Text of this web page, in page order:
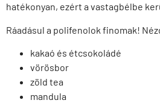
hatékonyan, ezért a vastagbélbe
Ráadásul a polifenolok finomak!
kakaó és étcsokoládé
vörösbor
zöld tea
mandula